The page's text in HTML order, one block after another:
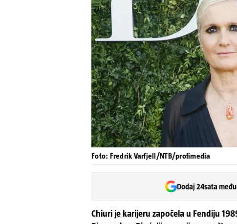
Foto: Fredrik Varfjell/NTB/profimedia
Dodaj 24sata
Chiuri je karijeru započela u Fendiju